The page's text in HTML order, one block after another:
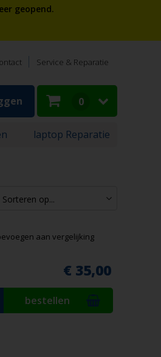
geopend.
Service & Reparatie
0
laptop Reparatie
aan vergelijking
€ 35,00
bestellen